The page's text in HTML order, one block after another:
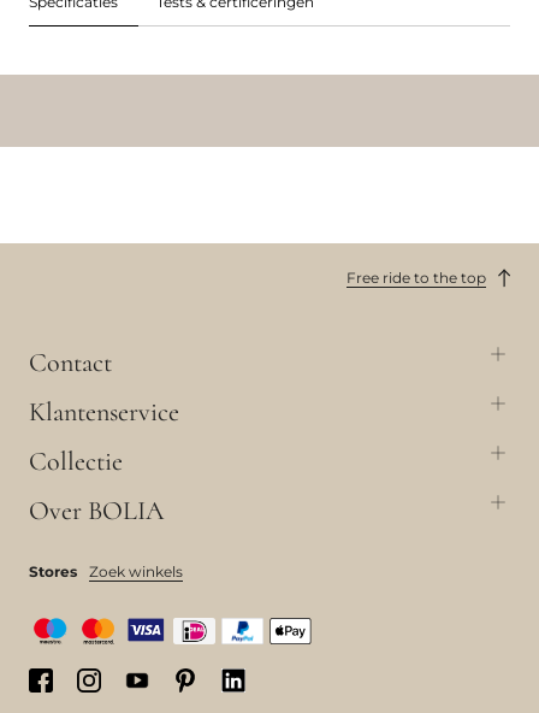
Free ride to the top
Contact
Klantenservice
Collectie
Over BOLIA
Stores Zoek winkels